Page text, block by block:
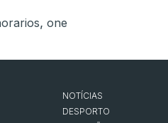
, one
NOTÍCIAS
DESPORTO